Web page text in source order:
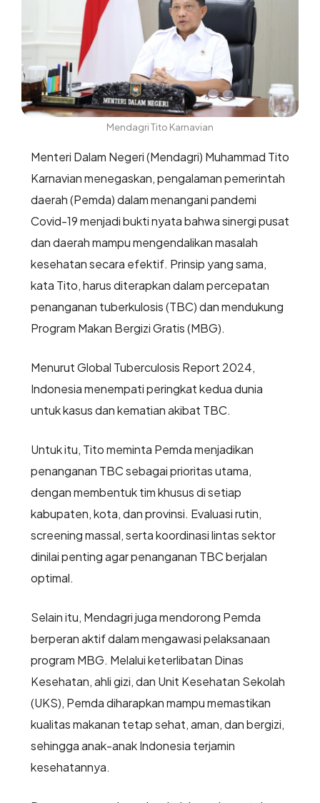
Mendagri Tito Karnavian
Menteri Dalam Negeri (Mendagri) Muhammad Tito
Karnavian menegaskan, pengalaman pemerintah
daerah (Pemda) dalam menangani pandemi
Covid-19 menjadi bukti nyata bahwa sinergi pusat
dan daerah mampu mengendalikan masalah
kesehatan secara efektif. Prinsip yang sama,
kata Tito, harus diterapkan dalam percepatan
penanganan tuberkulosis (TBC) dan mendukung
Program Makan Bergizi Gratis (MBG).
Menurut Global Tuberculosis Report 2024,
Indonesia menempati peringkat kedua dunia
untuk kasus dan kematian akibat TBC.
Untuk itu, Tito meminta Pemda menjadikan
penanganan TBC sebagai prioritas utama,
dengan membentuk tim khusus di setiap
kabupaten, kota, dan provinsi. Evaluasi rutin,
screening massal, serta koordinasi lintas sektor
dinilai penting agar penanganan TBC berjalan
optimal.
Selain itu, Mendagri juga mendorong Pemda
berperan aktif dalam mengawasi pelaksanaan
program MBG. Melalui keterlibatan Dinas
Kesehatan, ahli gizi, dan Unit Kesehatan Sekolah
(UKS), Pemda diharapkan mampu memastikan
kualitas makanan tetap sehat, aman, dan bergizi,
sehingga anak-anak Indonesia terjamin
kesehatannya.